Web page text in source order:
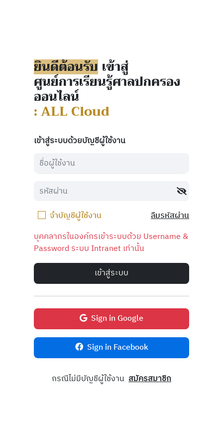
ยินดีต้อนรับ เข้าสู่
ศูนย์การเรียนรู้ศาลปกครอง
ออนไลน์
: ALL Cloud
เข้าสู่ระบบด้วยบัญชีผู้ใช้งาน
จำบัญชีผู้ใช้งาน
ลืมรหัสผ่าน
บุคคลากรในองค์กรเข้าระบบด้วย Username &
Password ระบบ Intranet เท่านั้น
เข้าสู่ระบบ
Sign in Google
Sign in Facebook
กรณีไม่มีบัญชีผู้ใช้งาน สมัครสมาชิก